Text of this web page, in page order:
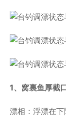
1、窝裏鱼厚截
漂相：浮漂在